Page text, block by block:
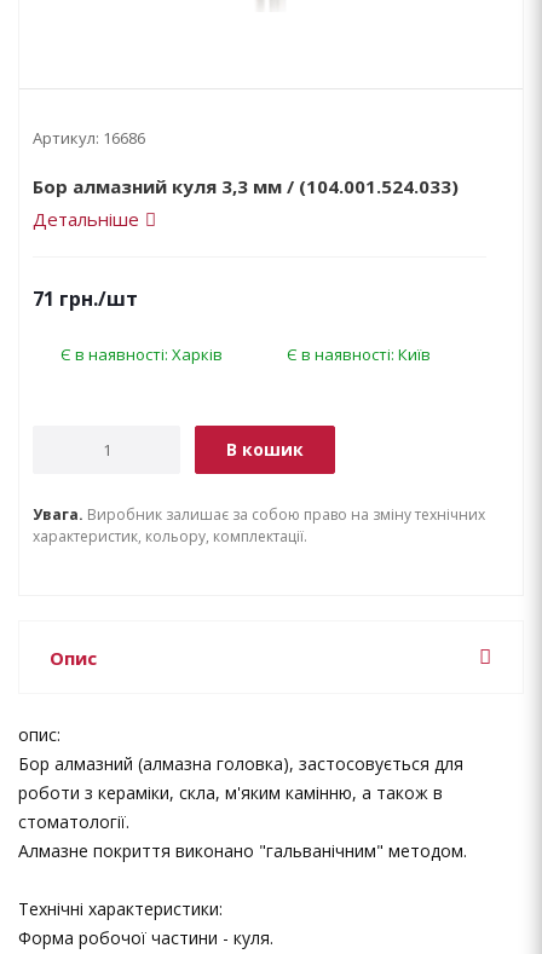
Артикул: 16686
Бор алмазний куля 3,3 мм / (104.001.524.033)
Детальніше
71 грн./шт
Є в наявності: Харків Є в наявності: Київ
В кошик
Увага. Виробник залишає за собою право на зміну технічних
характеристик, кольору, комплектації.
Опис
опис:
Бор алмазний (алмазна головка), застосовується для
роботи з кераміки, скла, м'яким камінню, а також в
стоматології.
Алмазне покриття виконано "гальванічним" методом.
Технічні характеристики:
Форма робочої частини - куля.